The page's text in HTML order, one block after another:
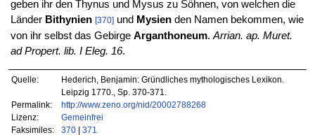
geben ihr den Thynus und Mysus zu Söhnen, von welchen die
Länder Bithynien [370]und Mysienden Namen bekommen, wie
von ihr selbst das Gebirge Arganthoneum. Arrian. ap. Muret.
ad Propert. lib. I Eleg. 16.
Quelle:
Hederich, Benjamin: Gründliches mythologisches Lexikon.
Leipzig 1770., Sp. 370-371.
Permalink:
http://www.zeno.org/nid/20002788268
Lizenz:
Gemeinfrei
Faksimiles:
370| 371